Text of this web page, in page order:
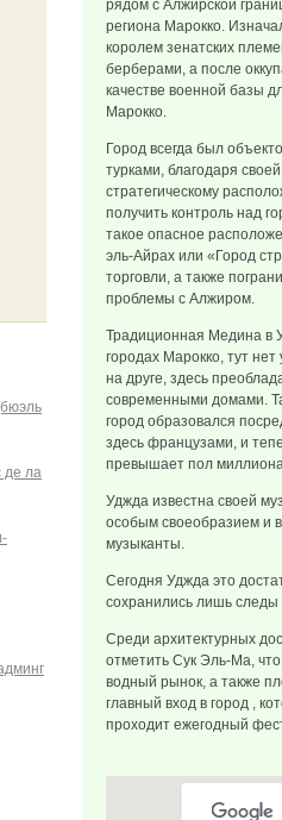
рядом с Алжирской
региона Марокко.
королем зенатских
берберами, а после
качестве военной базы
Марокко.
Город всегда был
турками, благодаря
стратегическому
получить контроль над
такое опасное
эль-Айрах или «Город
торговли, а также
проблемы с Алжиром.
Традиционная Медина в
городах Марокко, тут
на друге, здесь
современными домами.
город образовался
здесь французами, и
превышает пол
Уджда известна своей
особым своеобразием и
музыканты.
Сегодня Уджда это
сохранились лишь следы
Среди архитектурных
отметить Сук Эль-Ма,
водный рынок, а также
главный вход в город ,
проходит ежегодный
де ла